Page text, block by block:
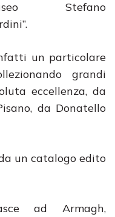
Stefano
un particolare
grandi
eccellenza, da
da Donatello
un catalogo edito
ad Armagh,